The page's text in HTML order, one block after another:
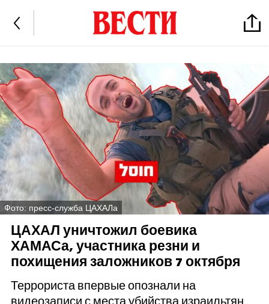
Фото: пресс-служба ЦАХАЛа
ЦАХАЛ уничтожил боевика
ХАМАСа, участника резни и
похищения заложников 7 октября
Террориста впервые опознали на